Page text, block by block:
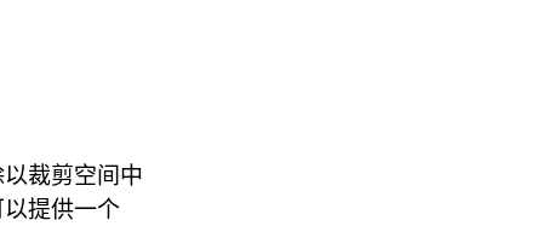
裁剪空间中
提供一个